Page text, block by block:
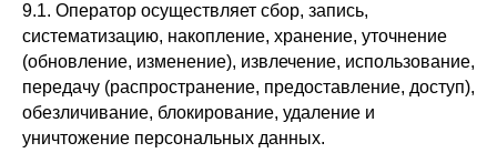
9.1. Оператор осуществляет сбор, запись,
систематизацию, накопление, хранение, уточнение
(обновление, изменение), извлечение, использование,
передачу (распространение, предоставление, доступ),
обезличивание, блокирование, удаление и
уничтожение персональных данных.